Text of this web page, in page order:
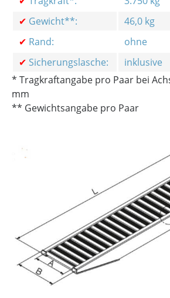
✔ Gewicht**:
46,0 kg
✔ Rand:
ohne
✔ Sicherungslasche:
inklusive
* Tragkraftangabe pro Paar bei
mm
** Gewichtsangabe pro Paar